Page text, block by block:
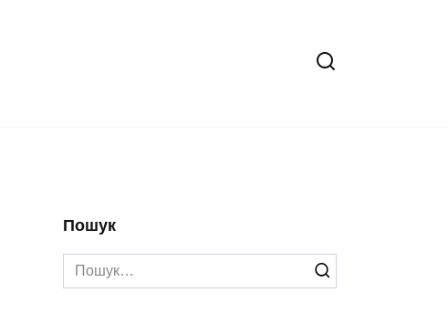
Пошук
Search
for: